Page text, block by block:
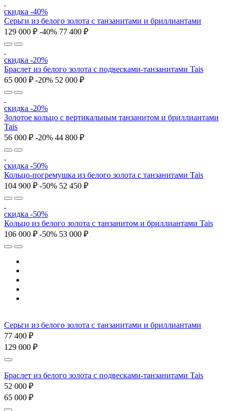
скидка -40%
Серьги из белого золота с танзанитами и бриллиантами
129 000 ₽ -40% 77 400 ₽
скидка -20%
Браслет из белого золота с подвесками-танзанитами Tais
65 000 ₽ -20% 52 000 ₽
скидка -20%
Золотое кольцо с вертикальным танзанитом и бриллиантами
Tais
56 000 ₽ -20% 44 800 ₽
скидка -50%
Кольцо-погремушка из белого золота с танзанитами Tais
104 900 ₽ -50% 52 450 ₽
скидка -50%
Кольцо из белого золота с танзанитом и бриллиантами Tais
106 000 ₽ -50% 53 000 ₽
Серьги из белого золота с танзанитами и бриллиантами
77 400 ₽
129 000 ₽
Браслет из белого золота с подвесками-танзанитами Tais
52 000 ₽
65 000 ₽